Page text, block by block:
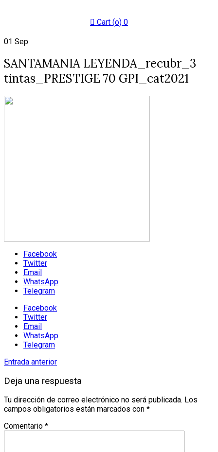
Cart (o) 0
01 Sep
SANTAMANIA LEYENDA_recubr_3
tintas_PRESTIGE 70 GPI_cat2021
Facebook
Twitter
Email
WhatsApp
Telegram
Facebook
Twitter
Email
WhatsApp
Telegram
Entrada anterior
Deja una respuesta
Tu dirección de correo electrónico no será publicada. Los
campos obligatorios están marcados con *
Comentario *